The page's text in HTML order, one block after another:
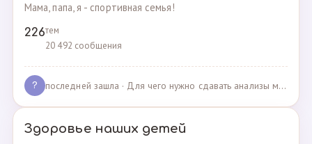
Мама, папа, я - спортивная семья!
226тем
20 492 сообщения
? последней зашла · Для чего нужно сдавать анализы мочи спортсменам? · 03.05.2025
Здоровье наших детей